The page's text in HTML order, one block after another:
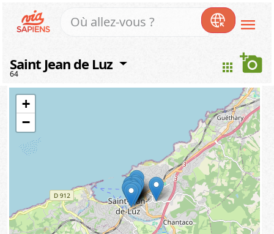
menu
Saint Jean de Luz
64 apps add_a_photo
+
−